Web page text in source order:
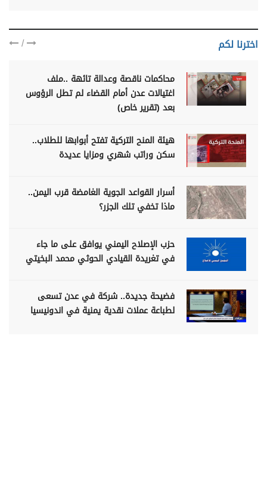
اخترنا لكم /
محاكمات ناقصة وعدالة تائهة ..ملف
اغتيالات عدن أمام القضاء لم تطل الرؤوس
بعد (تقرير خاص)
هيئة المنح التركية تفتح أبوابها للطلاب..
سكن وراتب شهري ومزايا عديدة
أسرار القواعد الجوية الغامضة قرب اليمن..
ماذا تخفي تلك الجزر؟
حزب الإصلاح اليمني يوافق على ما جاء
في تغريدة القيادي الحوثي محمد البخيتي
فضيحة جديدة.. شركة في عدن تسعى
لطباعة عملات نقدية يمنية في اندونيسيا